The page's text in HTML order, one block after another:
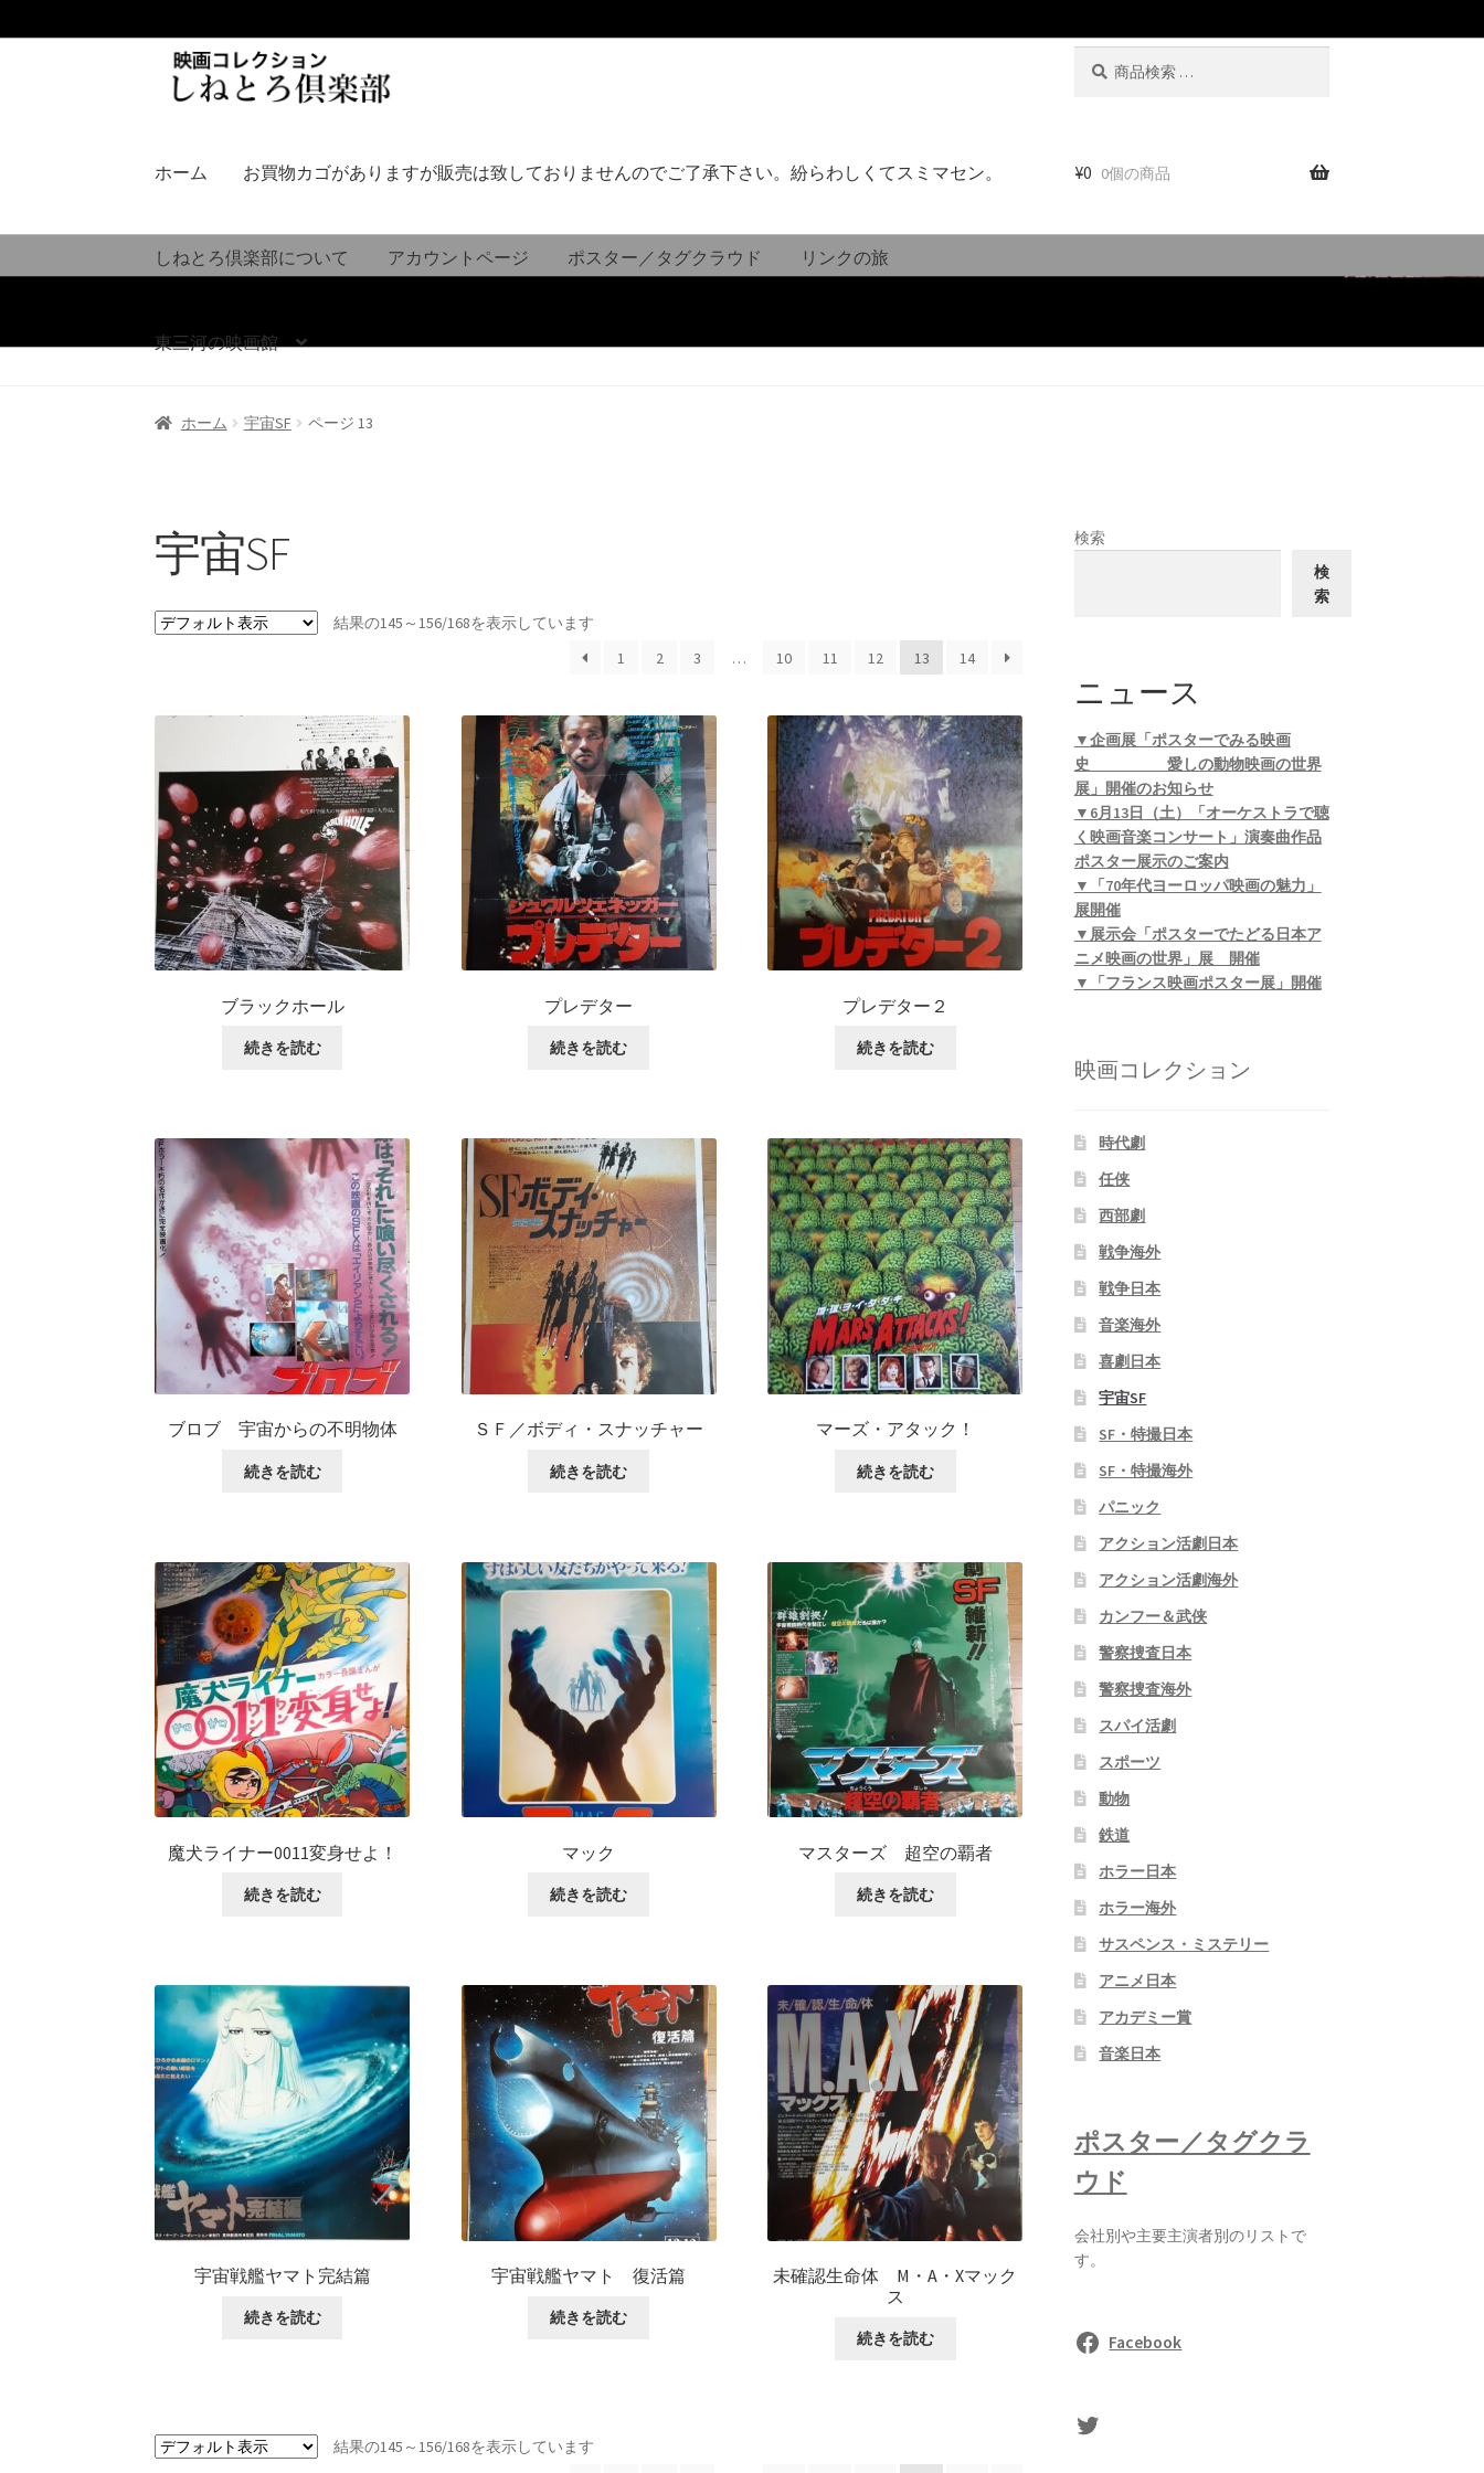
シ
へ
ス
ッ
ツ
キ
ッ
ホーム お買物カゴがありますが販売は致しておりませんのでご了承下さい。紛らわしくてスミマセン。
しねとろ倶楽部について アカウントページ ポスター／タグクラウド リンクの旅
東三河の映画館
¥0 0個の商品
ホーム 宇宙SF ページ 13
宇宙SF
結果の145～156/168を表示しています
1
2 3 … 10 11 12 13 14
ブラックホール
続きを読む
プレデター
続きを読む
プレデター２
続きを読む
ブロブ 宇宙からの不明物体
続きを読む
ＳＦ／ボディ・スナッチャー
続きを読む
マーズ・アタック！
続きを読む
魔犬ライナー0011変身せよ！
続きを読む
マック
続きを読む
マスターズ 超空の覇者
続きを読む
宇宙戦艦ヤマト完結篇
続きを読む
宇宙戦艦ヤマト 復活篇
続きを読む
未確認生命体 M・A・Xマック
ス
続きを読む
結果の145～156/168を表示しています
検索
検
索
ニュース
▼企画展「ポスターでみる映画
史 愛しの動物映画の世界
展」開催のお知らせ
▼6月13日（土）「オーケストラで聴
く映画音楽コンサート」演奏曲作品
ポスター展示のご案内
▼「70年代ヨーロッパ映画の魅力」
展開催
▼展示会「ポスターでたどる日本ア
ニメ映画の世界」展 開催
▼「フランス映画ポスター展」開催
映画コレクション
時代劇
任侠
西部劇
戦争海外
戦争日本
音楽海外
喜劇日本
宇宙SF
SF・特撮日本
SF・特撮海外
パニック
アクション活劇日本
アクション活劇海外
カンフー＆武侠
警察捜査日本
警察捜査海外
スパイ活劇
スポーツ
動物
鉄道
ホラー日本
ホラー海外
サスペンス・ミステリー
アニメ日本
アカデミー賞
音楽日本
ポスター／タグクラ
ウド
会社別や主要主演者別のリストで
す。
Facebook
sasaki's Twitter